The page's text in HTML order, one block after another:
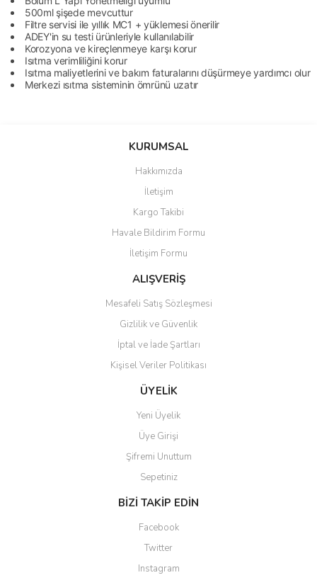
500ml şişede mevcuttur
Filtre servisi ile yıllık MC1 + yüklemesi önerilir
ADEY'in su testi ürünleriyle kullanılabilir
Korozyona ve kireçlenmeye karşı korur
Isıtma verimliliğini korur
Isıtma maliyetlerini ve bakım faturalarını düşürmeye yardımcı olur
Merkezi ısıtma sisteminin ömrünü uzatır
Bu ürüne ilk yorumu siz yapın!
Yorum Yaz
Ürün resmi kalitesiz, bozuk veya görüntülenemiyor.
Ürün açıklamasında eksik bilgiler bulunuyor.
Ürün bilgilerinde hatalar bulunuyor.
Ürün fiyatı diğer sitelerden daha pahalı.
Bu ürüne benzer farklı alternatifler olmalı.
Gönder
KURUMSAL
Hakkımızda
İletişim
Kargo Takibi
Havale Bildirim Formu
İletişim Formu
ALIŞVERİŞ
Mesafeli Satış Sözleşmesi
Gizlilik ve Güvenlik
İptal ve İade Şartları
Kişisel Veriler Politikası
ÜYELİK
Yeni Üyelik
Üye Girişi
Şifremi Unuttum
Sepetiniz
BİZİ TAKİP EDİN
Facebook
Twitter
Instagram